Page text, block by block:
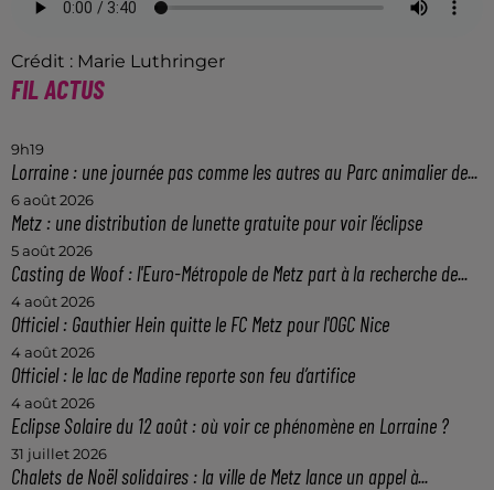
Crédit : Marie Luthringer
FIL ACTUS
9h19
Lorraine : une journée pas comme les autres au Parc animalier de...
6 août 2026
Metz : une distribution de lunette gratuite pour voir l’éclipse
5 août 2026
Casting de Woof : l'Euro-Métropole de Metz part à la recherche de...
4 août 2026
Officiel : Gauthier Hein quitte le FC Metz pour l'OGC Nice
4 août 2026
Officiel : le lac de Madine reporte son feu d’artifice
4 août 2026
Eclipse Solaire du 12 août : où voir ce phénomène en Lorraine ?
31 juillet 2026
Chalets de Noël solidaires : la ville de Metz lance un appel à...